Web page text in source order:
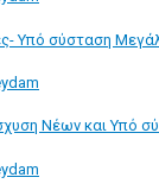
Υπό σύσταση
Νέων και Υπό